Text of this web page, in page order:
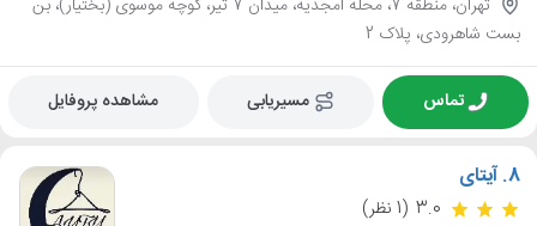
بست شاهرودی، پلاک 2
تماس مسیریابی مشاهده پروفایل
8. آیتای
3.0 (1 نظر)